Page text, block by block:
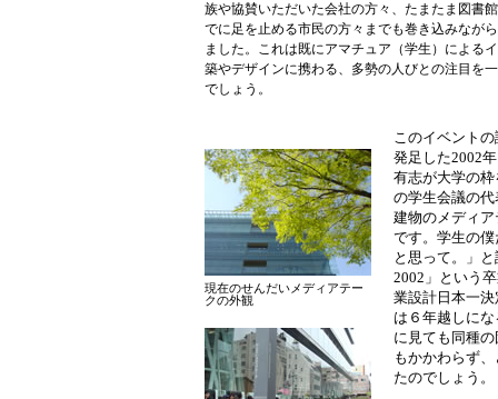
族や協賛いただいた会社の方々、たまたま図書
でに足を止める市民の方々までも巻き込みなが
ました。これは既にアマチュア（学生）による
築やデザインに携わる、多勢の人びとの注目を
でしょう。
現在のせんだいメディアテー
クの外観
このイベント
発足した2002
有志が大学の
の学生会議の
建物のメディ
です。学生の
と思って。」
2002」という
業設計日本一
は６年越しに
に見ても同種
もかかわらず
たのでしょう。